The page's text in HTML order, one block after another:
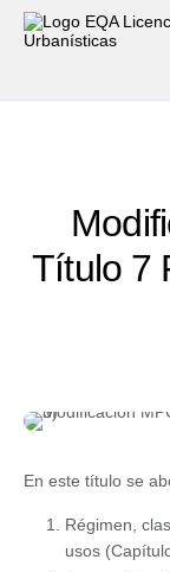
Servicios
Título 7
En este título se
Régimen,
usos